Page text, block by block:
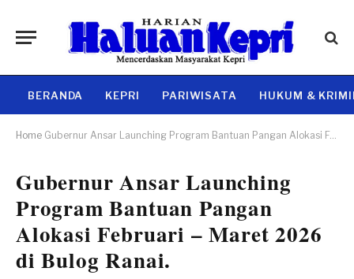
BERANDA KEPRI PARIWISATA HUKUM &
Home Gubernur Ansar Launching Program Bantuan Pangan Alokasi Februari – Maret 2026 di Bulog Ranai.
Gubernur Ansar Launching
Program Bantuan Pangan
Alokasi Februari – Maret 2026
di Bulog Ranai.